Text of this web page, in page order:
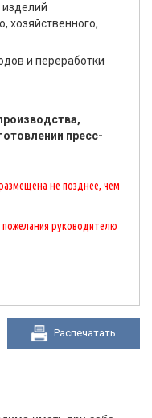
изделий
хозяйственного,
и переработки
пресс-
не позднее, чем
пожелания руководителю
Распечатать